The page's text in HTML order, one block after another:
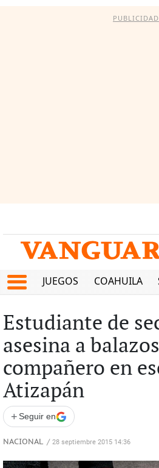
PUBLICIDAD
JUEGOS COAHUILA
Estudiante de
asesina a
compañero en
Atizapán
+ Seguir en
NACIONAL / 28 septiembre 2015 14:36